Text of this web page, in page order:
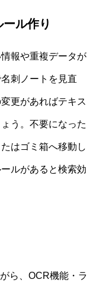
ル作り
報や重複データが
刺ノートを見直
更があればテキス
う。不要になった
はゴミ箱へ移動し
ルがあると検索効
ら、OCR機能・ラ